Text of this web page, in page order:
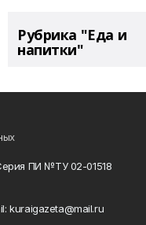
Рубрика "Еда и
напитки"
ПИ №ТУ 02-01518
kuraigazeta@mail.ru